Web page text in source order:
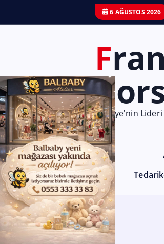
6 AĞUSTOS 2026
Franchise
Türkiye'nin Lideri